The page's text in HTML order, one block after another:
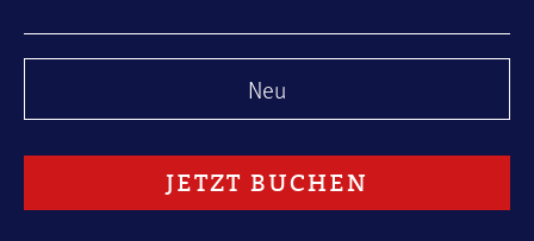
Neu
JETZT BUCHEN